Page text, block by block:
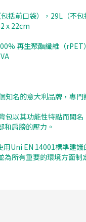
括前口袋），29L（不包
x 22cm
再生聚酯纖維（rPET
知名的意大利品牌，專
包以其功能性特點而聞
和肩膀的壓力。
用Uni EN 14001標準建
為所有重要的環境方面制